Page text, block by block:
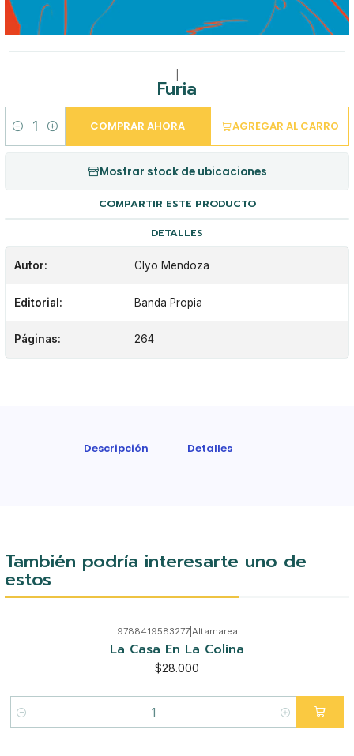
Furia
Cantidad
AGREGAR AL CARRO
COMPRAR AHORA
Mostrar stock de ubicaciones
COMPARTIR ESTE PRODUCTO
DETALLES
Autor: Clyo Mendoza
Editorial: Banda Propia
Páginas: 264
Descripción Detalles
También podría interesarte uno de
estos
9788419583277| Altamarea
La Casa En La Colina
$28.000
Cantidad